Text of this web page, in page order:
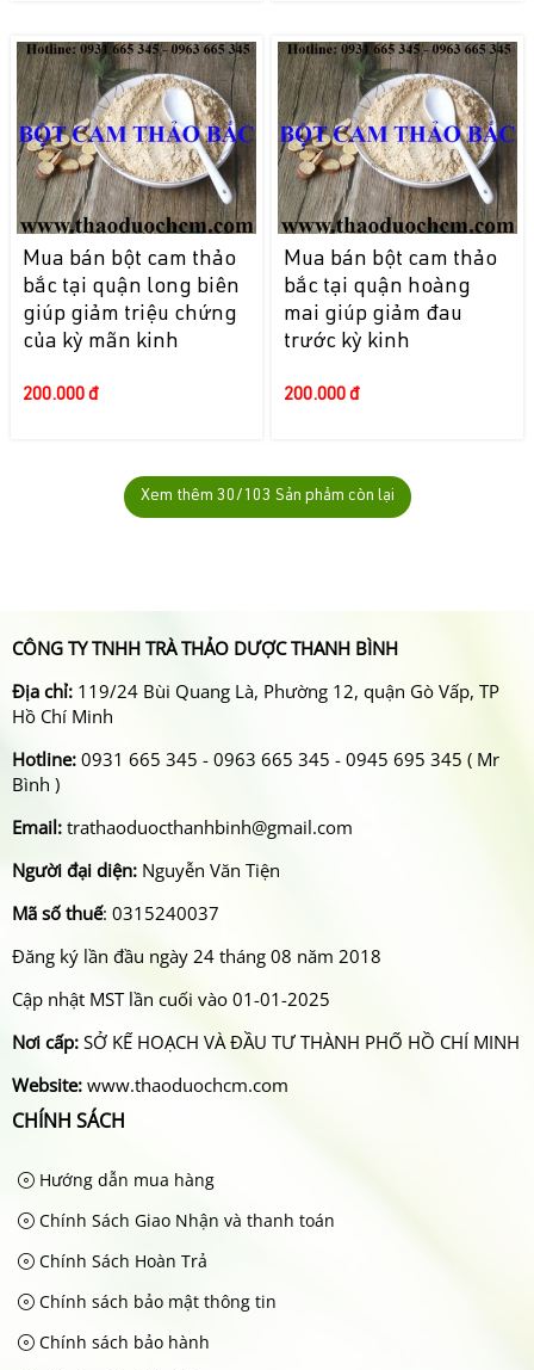
Mua bán bột cam thảo
bắc tại quận long biên
giúp giảm triệu chứng
của kỳ mãn kinh
200.000 đ
Mua bán bột cam thảo
bắc tại quận hoàng
mai giúp giảm đau
trước kỳ kinh
200.000 đ
Xem thêm 30/103 Sản phẩm còn lại
CÔNG TY TNHH TRÀ THẢO DƯỢC THANH BÌNH
Địa chỉ: 119/24 Bùi Quang Là, Phường 12, quận Gò Vấp, TP
Hồ Chí Minh
Hotline: 0931 665 345 - 0963 665 345 - 0945 695 345 ( Mr
Bình )
Email: trathaoduocthanhbinh@gmail.com
Người đại diện: Nguyễn Văn Tiện
Mã số thuế: 0315240037
Đăng ký lần đầu ngày 24 tháng 08 năm 2018
Cập nhật MST lần cuối vào 01-01-2025
Nơi cấp: SỞ KẾ HOẠCH VÀ ĐẦU TƯ THÀNH PHỐ HỒ CHÍ MINH
Website: www.thaoduochcm.com
CHÍNH SÁCH
Hướng dẫn mua hàng
Chính Sách Giao Nhận và thanh toán
Chính Sách Hoàn Trả
Chính sách bảo mật thông tin
Chính sách bảo hành